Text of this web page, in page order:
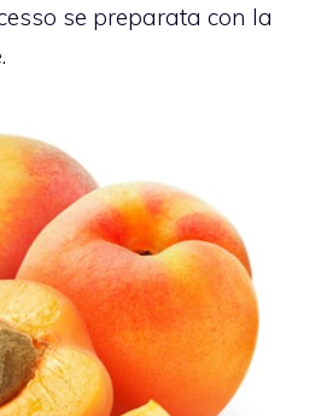
se preparata con la